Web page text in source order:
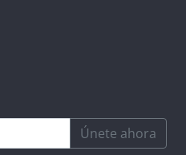
Únete ahora